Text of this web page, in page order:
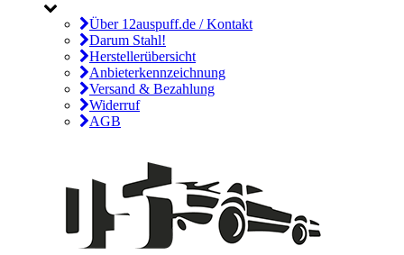
Über 12auspuff.de / Kontakt
Darum Stahl!
Herstellerübersicht
Anbieterkennzeichnung
Versand & Bezahlung
Widerruf
AGB